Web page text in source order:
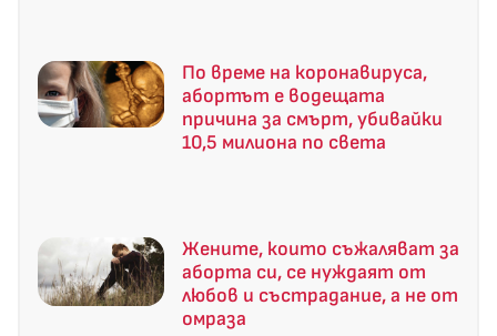
По време на коронавируса,
абортът е водещата
причина за смърт, убивайки
10,5 милиона по света
Жените, които съжаляват за
аборта си, се нуждаят от
любов и състрадание, а не от
омраза